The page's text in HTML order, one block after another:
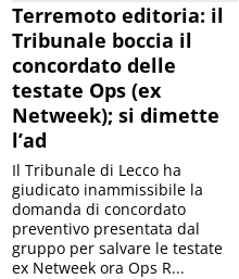
Terremoto editoria: il
Tribunale boccia il
concordato delle
testate Ops (ex
Netweek); si dimette
l’ad
Il Tribunale di Lecco ha
giudicato inammissibile la
domanda di concordato
preventivo presentata dal
gruppo per salvare le testate
ex Netweek ora Ops R...